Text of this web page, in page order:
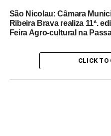
UP NEXT
São Nicolau: Câmara
realiza 4ª edição do
São Nicolau/Ribeira
aprova relatório de
São Nicolau: Câmara
Ribeira Brava realiza 11ª.
Feira Agro-cultural na
CLICK TO